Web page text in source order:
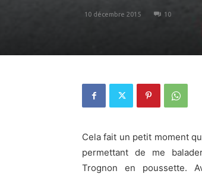
10 décembre 2015 10
Cela fait un petit moment
permettant de me
Trognon en poussette.